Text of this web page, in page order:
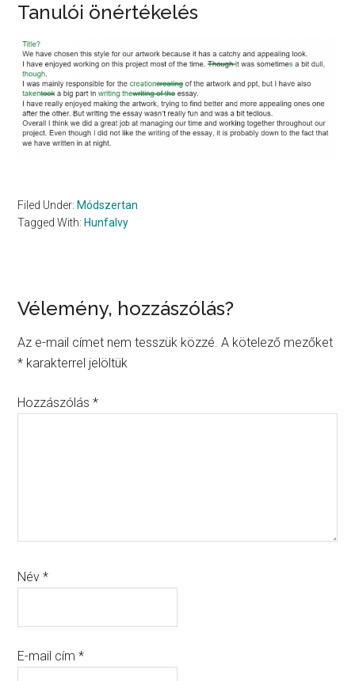
Tanulói önértékelés
Filed Under: Módszertan
Tagged With: Hunfalvy
Reader
Interactions
Vélemény, hozzászólás?
Az e-mail címet nem tesszük közzé. A kötelező mezőket
* karakterrel jelöltük
Hozzászólás*
Név*
E-mail cím*